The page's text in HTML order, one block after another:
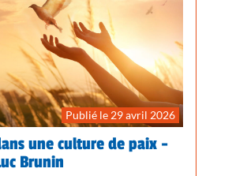
Publié le 29 avril 2026
une culture de paix -
Brunin